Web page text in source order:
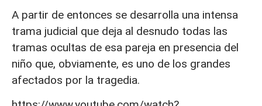
A partir de entonces se desarrolla una intensa
trama judicial que deja al desnudo todas las
tramas ocultas de esa pareja en presencia del
niño que, obviamente, es uno de los grandes
afectados por la tragedia.